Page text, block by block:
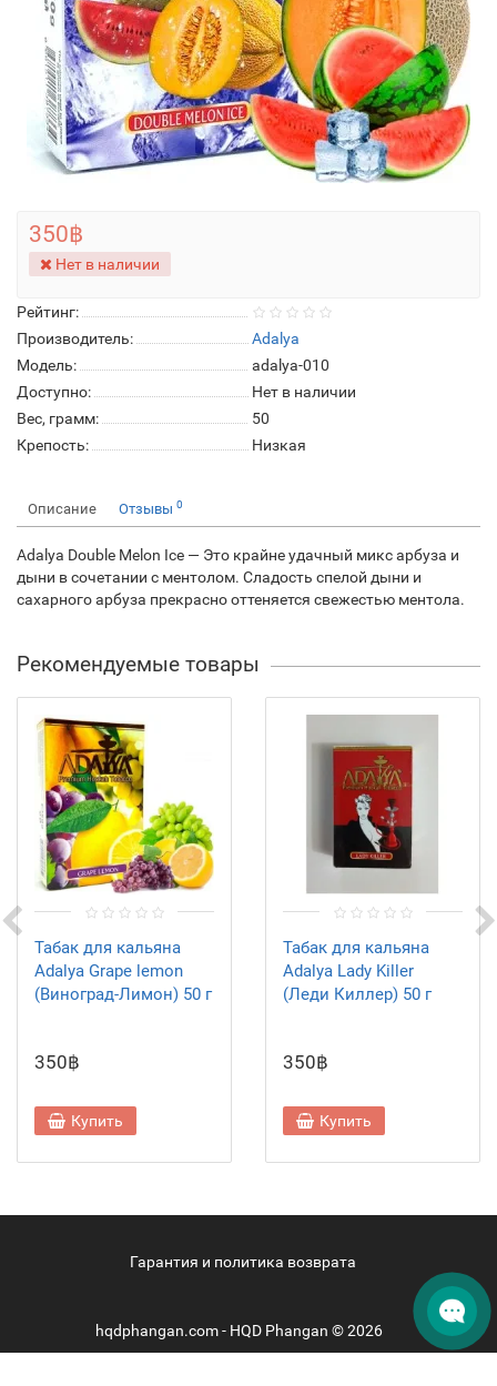
Рейтинг:
Производитель:
Adalya
Модель:
adalya-010
Доступно:
Нет в наличии
Вес, грамм:
50
Крепость:
Низкая
350฿
Нет в наличии
Описание Отзывы 0
Adalya Double Melon Ice — Это крайне удачный микс арбуза и
дыни в сочетании с ментолом. Сладость спелой дыни и
сахарного арбуза прекрасно оттеняется свежестью ментола.
Рекомендуемые товары
Табак для кальяна
Adalya Grape lemon
(Виноград-Лимон) 50 г
350฿
Купить
Табак для кальяна
Adalya Lady Killer
(Леди Киллер) 50 г
350฿
Купить
Гарантия и политика возврата
hqdphangan.com - HQD Phangan © 2026